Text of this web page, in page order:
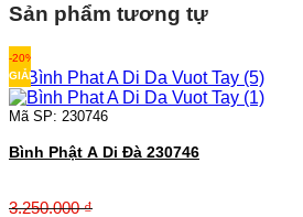
Sản phẩm tương tự
-20%
GIẢM
Mã SP: 230746
Bình Phật A Di Đà 230746
3.250.000₫